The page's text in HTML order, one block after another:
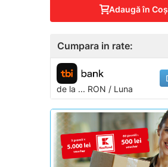
Adaugă în Coş
Cumpara in rate:
de la ... RON / Luna